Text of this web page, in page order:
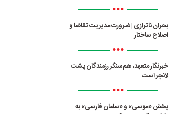
•••
بحران ناترازی | ضرورت مدیریت تقاضا و
اصلاح ساختار
•••
خبرنگار متعهد، هم‌سنگر رزمندگان پشت
لانچر است
•••
پخش «موسی» و «سلمان فارسی» به